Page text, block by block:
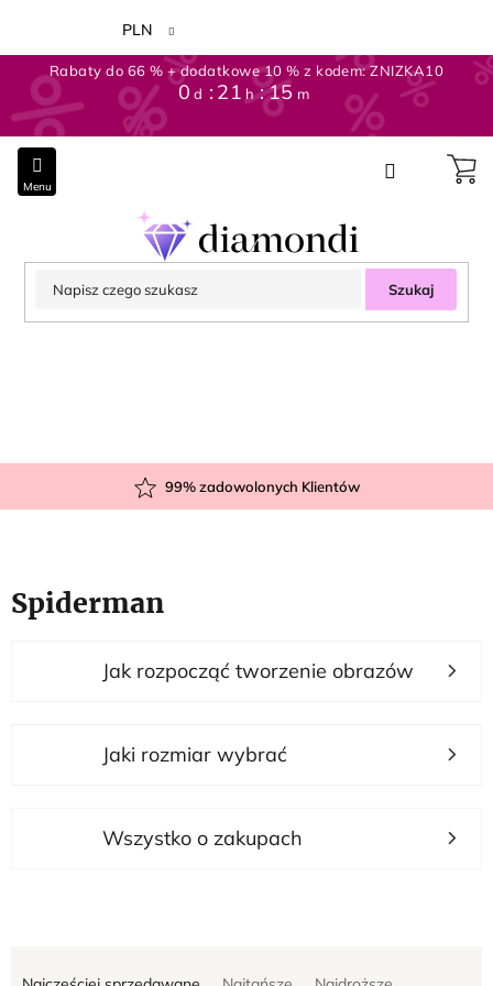
treści
Rabaty do 66 % + dodatkowe 10 % z kodem: ZNIZKA10
0 d 21 h 15 m
PLN
Szukaj
99% zadowolonych Klientów
Spiderman
Jak rozpocząć tworzenie obrazów
Jaki rozmiar wybrać
Wszystko o zakupach